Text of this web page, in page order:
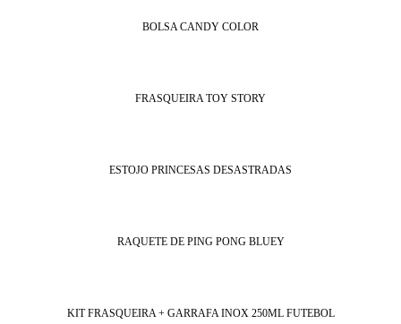
BOLSA CANDY COLOR
FRASQUEIRA TOY STORY
ESTOJO PRINCESAS DESASTRADAS
RAQUETE DE PING PONG BLUEY
KIT FRASQUEIRA + GARRAFA INOX 250ML FUTEBOL